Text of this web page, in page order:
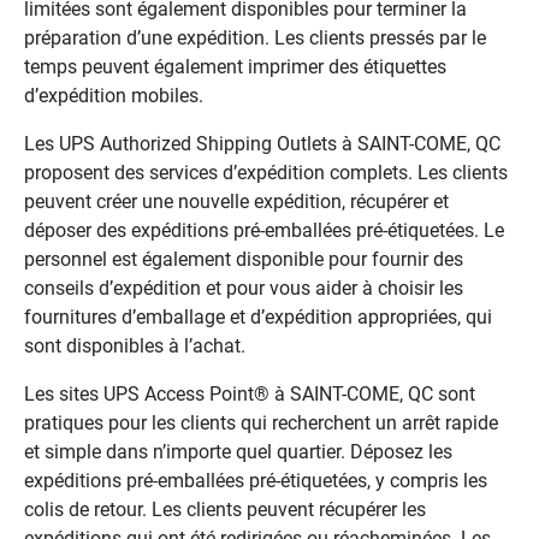
limitées sont également disponibles pour terminer la
préparation d’une expédition. Les clients pressés par le
temps peuvent également imprimer des étiquettes
d’expédition mobiles.
Les UPS Authorized Shipping Outlets à SAINT-COME, QC
proposent des services d’expédition complets. Les clients
peuvent créer une nouvelle expédition, récupérer et
déposer des expéditions pré-emballées pré-étiquetées. Le
personnel est également disponible pour fournir des
conseils d’expédition et pour vous aider à choisir les
fournitures d’emballage et d’expédition appropriées, qui
sont disponibles à l’achat.
Les sites UPS Access Point® à SAINT-COME, QC sont
pratiques pour les clients qui recherchent un arrêt rapide
et simple dans n’importe quel quartier. Déposez les
expéditions pré-emballées pré-étiquetées, y compris les
colis de retour. Les clients peuvent récupérer les